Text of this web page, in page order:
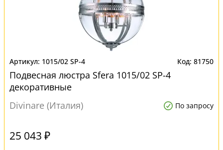
1015/02 SP-4 81750
Подвесная люстра Sfera 1015/02 SP-4
декоративные
Divinare (Италия)
По запросу
25 043 ₽